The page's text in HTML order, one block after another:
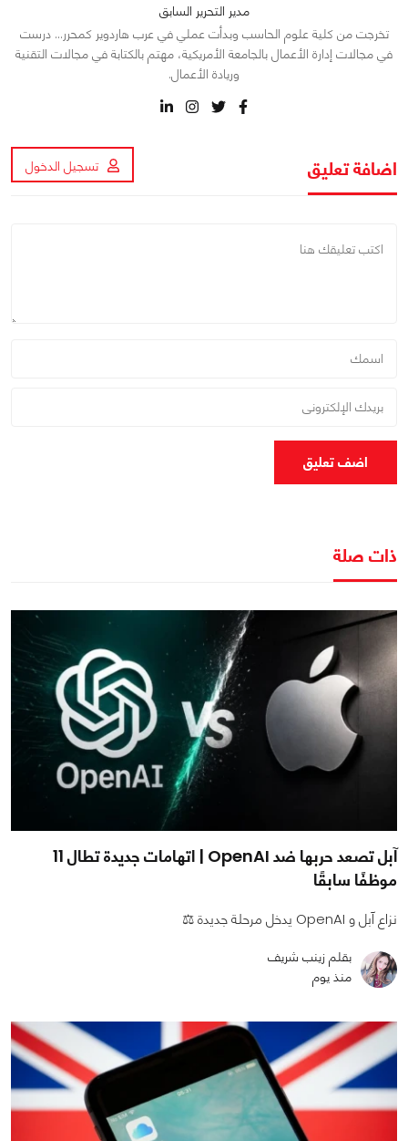
مدير التحرير السابق
تخرجت من كلية علوم الحاسب وبدأت عملي في عرب هاردوير كمحرر… درست
في مجالات إدارة الأعمال بالجامعة الأمريكية، مهتم بالكتابة في مجالات التقنية
وريادة الأعمال.
اضافة تعليق تسجيل الدخول
اضف تعليق
ذات صلة
آبل تصعد حربها ضد OpenAI | اتهامات جديدة تطال 11
موظفًا سابقًا
نزاع آبل و OpenAI يدخل مرحلة جديدة ⚖️
بقلم زينب شريف
منذ يوم